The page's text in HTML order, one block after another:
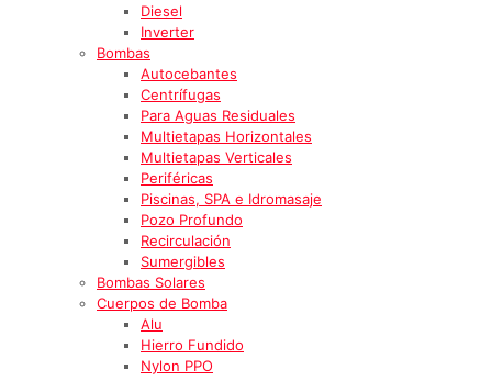
Diesel
Inverter
Bombas
Autocebantes
Centrífugas
Para Aguas Residuales
Multietapas Horizontales
Multietapas Verticales
Periféricas
Piscinas, SPA e Idromasaje
Pozo Profundo
Recirculación
Sumergibles
Bombas Solares
Cuerpos de Bomba
Alu
Hierro Fundido
Nylon PPO